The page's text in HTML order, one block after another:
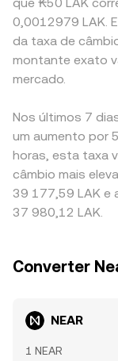
0,0012979 LAK.
da taxa de
montante exato
mercado.
Nos últimos 7
um aumento por
horas, esta taxa
câmbio mais
39 177,59 LAK e
37 980,12 LAK.
Converter
NEAR
1 NEAR